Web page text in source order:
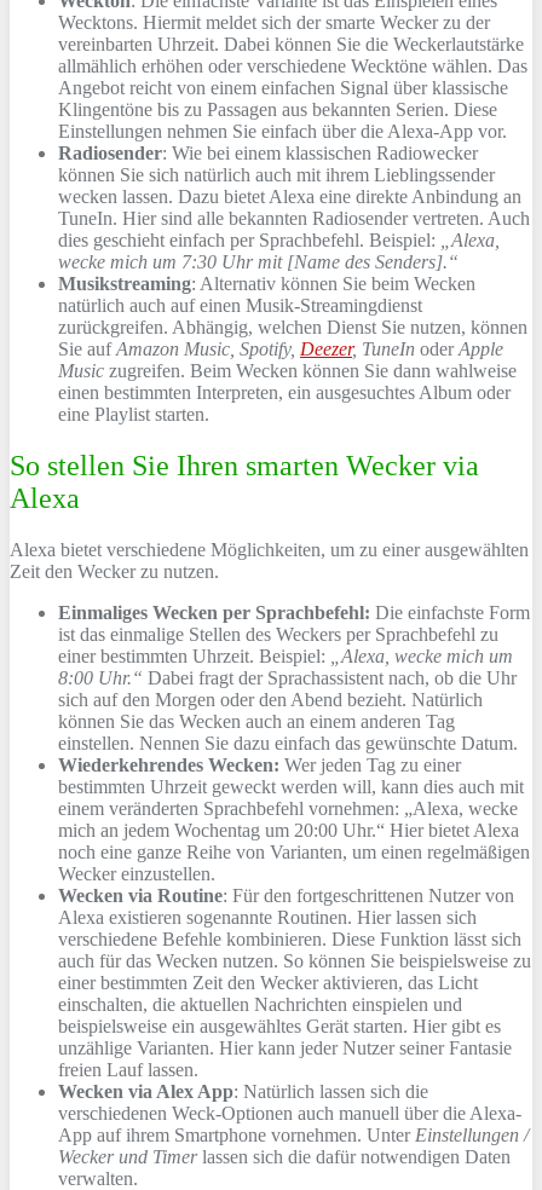
Wecktons. Hiermit meldet sich der smarte Wecker zu der
vereinbarten Uhrzeit. Dabei können Sie die Weckerlautstärke
allmählich erhöhen oder verschiedene Wecktöne wählen. Das
Angebot reicht von einem einfachen Signal über klassische
Klingentöne bis zu Passagen aus bekannten Serien. Diese
Einstellungen nehmen Sie einfach über die Alexa-App vor.
Radiosender: Wie bei einem klassischen Radiowecker
können Sie sich natürlich auch mit ihrem Lieblingssender
wecken lassen. Dazu bietet Alexa eine direkte Anbindung an
TuneIn. Hier sind alle bekannten Radiosender vertreten. Auch
dies geschieht einfach per Sprachbefehl. Beispiel:
„Alexa,
wecke mich um 7:30 Uhr mit [Name des Senders].“
Musikstreaming: Alternativ können Sie beim Wecken
natürlich auch auf einen Musik-Streamingdienst
zurückgreifen. Abhängig, welchen Dienst Sie nutzen, können
Sie aufAmazon Music, Spotify, Deezer, TuneIn oderApple
Music zugreifen. Beim Wecken können Sie dann wahlweise
einen bestimmten Interpreten, ein ausgesuchtes Album oder
eine Playlist starten.
So stellen Sie Ihren smarten Wecker via
Alexa
Alexa bietet verschiedene Möglichkeiten, um zu einer ausgewählten
Zeit den Wecker zu nutzen.
Einmaliges Wecken per Sprachbefehl: Die einfachste Form
ist das einmalige Stellen des Weckers per Sprachbefehl zu
einer bestimmten Uhrzeit. Beispiel:
„Alexa, wecke mich um
8:00 Uhr.“ Dabei fragt der Sprachassistent nach, ob die Uhr
sich auf den Morgen oder den Abend bezieht. Natürlich
können Sie das Wecken auch an einem anderen Tag
einstellen. Nennen Sie dazu einfach das gewünschte Datum.
Wiederkehrendes Wecken: Wer jeden Tag zu einer
bestimmten Uhrzeit geweckt werden will, kann dies auch mit
einem veränderten Sprachbefehl vornehmen: „Alexa, wecke
mich an jedem Wochentag um 20:00 Uhr.“ Hier bietet Alexa
noch eine ganze Reihe von Varianten, um einen regelmäßigen
Wecker einzustellen.
Wecken via Routine: Für den fortgeschrittenen Nutzer von
Alexa existieren sogenannte Routinen. Hier lassen sich
verschiedene Befehle kombinieren. Diese Funktion lässt sich
auch für das Wecken nutzen. So können Sie beispielsweise zu
einer bestimmten Zeit den Wecker aktivieren, das Licht
einschalten, die aktuellen Nachrichten einspielen und
beispielsweise ein ausgewähltes Gerät starten. Hier gibt es
unzählige Varianten. Hier kann jeder Nutzer seiner Fantasie
freien Lauf lassen.
Wecken via Alex App: Natürlich lassen sich die
verschiedenen Weck-Optionen auch manuell über die Alexa-
App auf ihrem Smartphone vornehmen. Unter Einstellungen /
Wecker und Timerlassen sich die dafür notwendigen Daten
verwalten.